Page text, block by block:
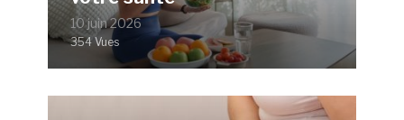
10 juin 2026
354 Vues